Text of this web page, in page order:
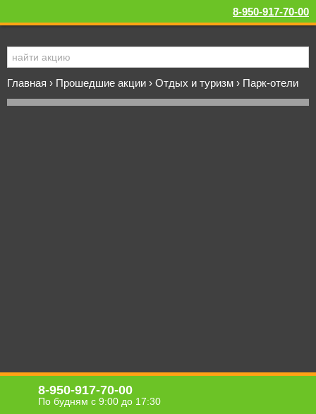
8-950-917-70-00
Главная › Прошедшие акции › Отдых и туризм › Парк-отели
8-950-917-70-00
По будням с 9:00 до 17:30